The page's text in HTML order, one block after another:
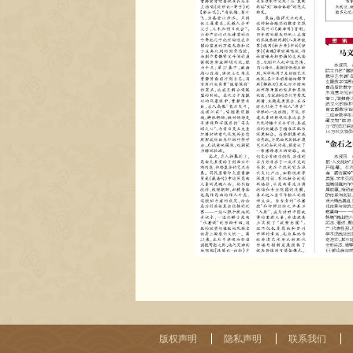
版权声明 隐私声明 联系我们